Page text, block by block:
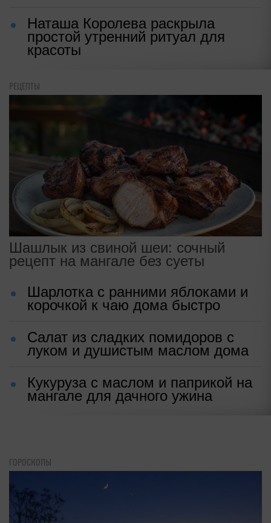
Наташа Королева раскрыла
простой утренний ритуал для
красоты
РЕЦЕПТЫ
Шашлык из свиной шеи: сочный
рецепт на мангале без суеты
Шарлотка с ранними яблоками и
корочкой к чаю дома быстро
Салат из сладких помидоров с
луком и душистым маслом дома
Кукуруза с маслом и паприкой на
мангале для дачного ужина
ГОРОСКОПЫ